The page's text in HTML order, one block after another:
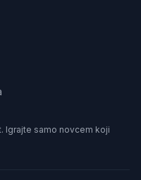
Igrajte samo novcem koji